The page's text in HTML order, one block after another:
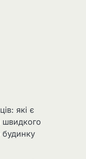
які є
швидкого
будинку